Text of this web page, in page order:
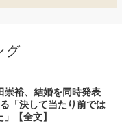
グ
崇裕、結婚を同時発表
「決して当たり前では
【全文】